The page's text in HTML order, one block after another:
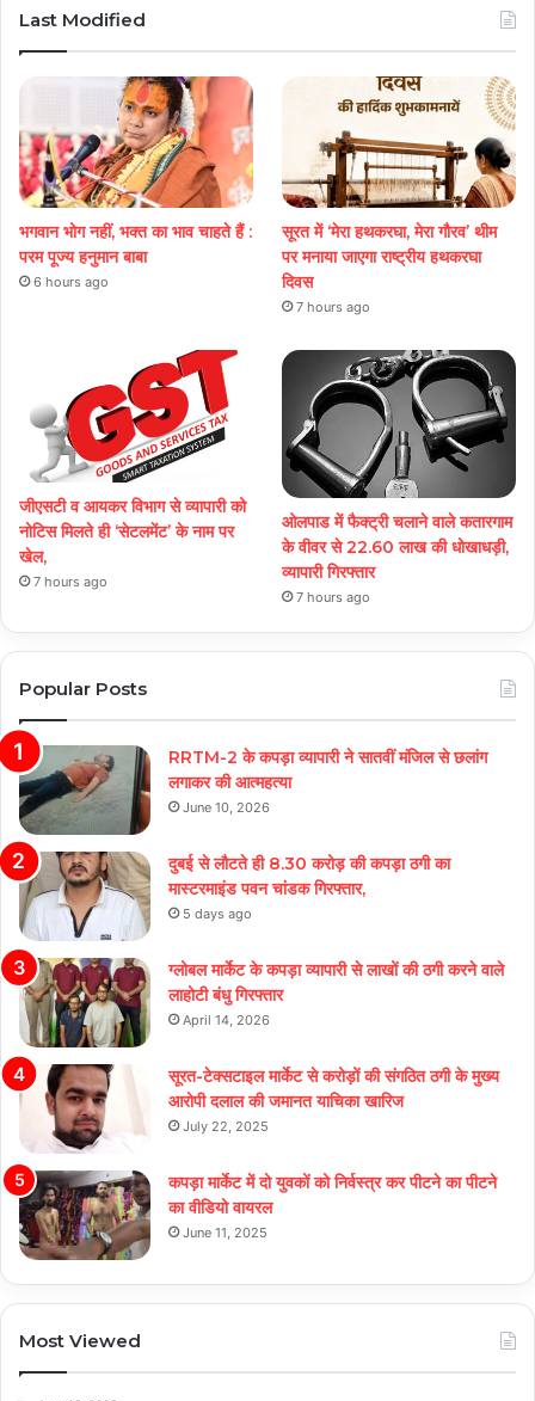
Last Modified
भगवान भोग नहीं, भक्त का भाव चाहते हैं :
परम पूज्य हनुमान बाबा
6 hours ago
सूरत में ‘मेरा हथकरघा, मेरा गौरव’ थीम
पर मनाया जाएगा राष्ट्रीय हथकरघा
दिवस
7 hours ago
जीएसटी व आयकर विभाग से व्यापारी को
नोटिस मिलते ही ‘सेटलमेंट’ के नाम पर
खेल,
7 hours ago
ओलपाड में फैक्ट्री चलाने वाले कतारगाम
के वीवर से 22.60 लाख की धोखाधड़ी,
व्यापारी गिरफ्तार
7 hours ago
Popular Posts
RRTM-2 के कपड़ा व्यापारी ने सातवीं मंजिल से छलांग
लगाकर की आत्महत्या
June 10, 2026
दुबई से लौटते ही 8.30 करोड़ की कपड़ा ठगी का
मास्टरमाइंड पवन चांडक गिरफ्तार,
5 days ago
ग्लोबल मार्केट के कपड़ा व्यापारी से लाखों की ठगी करने वाले
लाहोटी बंधु गिरफ्तार
April 14, 2026
सूरत-टेक्सटाइल मार्केट से करोड़ों की संगठित ठगी के मुख्य
आरोपी दलाल की जमानत याचिका खारिज
July 22, 2025
कपड़ा मार्केट में दो युवकों को निर्वस्त्र कर पीटने का पीटने
का वीडियो वायरल
June 11, 2025
Most Viewed